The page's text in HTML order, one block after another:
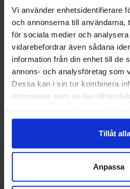
Vi använder enhetsidentifierare
och annonserna till användarna,
för sociala medier och
vidarebefordrar även sådana
information från din enhet till de
annons- och analysföretag som
Dessa kan i sin tur kombinera
information som du har
Tillåt alla
Anpassa
Chefstjänster
på Volvo
Cars vikta